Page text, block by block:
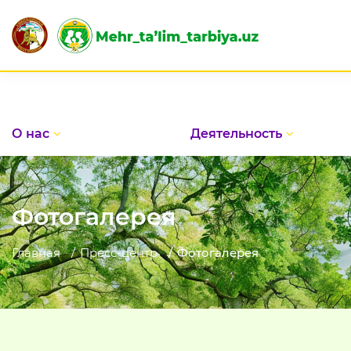
О нас Деятельность
Фотогалерея
Главная Пресс-центр Фотогалерея